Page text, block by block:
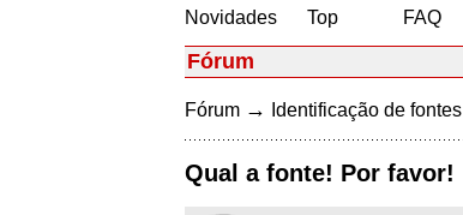
Novidades
Top
FAQ
Fórum
Fórum → Identificação de fontes
Qual a fonte! Por favor!